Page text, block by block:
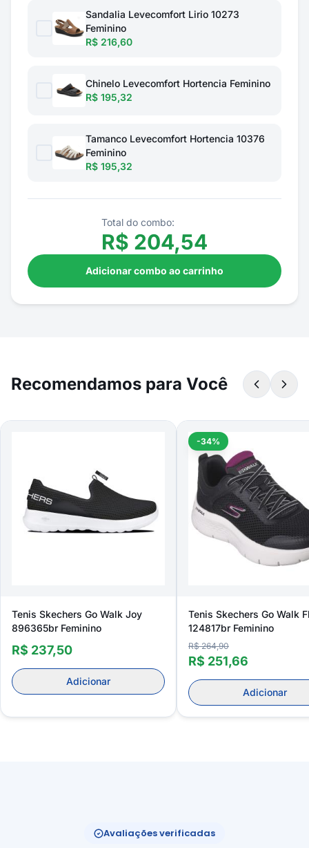
Sandalia Levecomfort Lirio 10273
Feminino
R$ 216,60
Chinelo Levecomfort Hortencia Feminino
R$ 195,32
Tamanco Levecomfort Hortencia 10376
Feminino
R$ 195,32
Total do combo:
R$ 204,54
Adicionar combo ao carrinho
Recomendamos para Você
Tenis Skechers Go Walk Joy
896365br Feminino
R$ 237,50
Adicionar
-34%
Tenis Skechers Go Walk
124817br Feminino
R$ 264,90
R$ 251,66
Adicionar
Avaliações verificadas